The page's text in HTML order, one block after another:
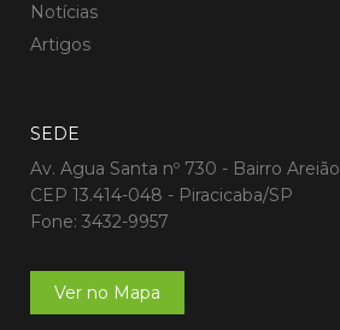
Notícias
Artigos
SEDE
Av. Agua Santa nº 730 - Bairro Areião
CEP 13.414-048 - Piracicaba/SP
Fone: 3432-9957
Ver no Mapa